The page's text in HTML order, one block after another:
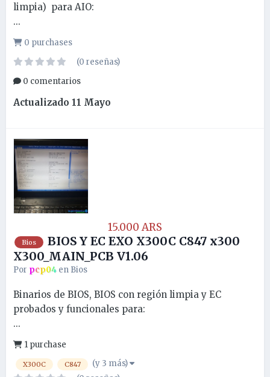
limpia) para AIO:
...
0 purchases
(0 reseñas)
0 comentarios
Actualizado 11 Mayo
15.000 ARS
Bios
BIOS Y EC EXO X300C C847 x300
X300_MAIN_PCB V1.06
Por pcp04 en Bios
Binarios de BIOS, BIOS con región limpia y EC
probados y funcionales para:
...
1 purchase
X300C C847
(y 3 más)